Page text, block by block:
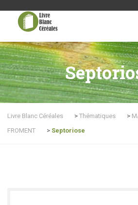
Livre Blanc Céréales > Thématiques >
FROMENT
> Septoriose